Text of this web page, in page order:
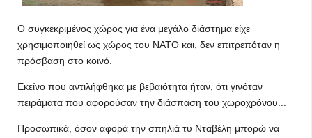
Ο συγκεκριμένος χώρος για ένα μεγάλο διάστημα είχε
χρησιμοποιηθεί ως χώρος του ΝΑΤΟ και, δεν επιτρεπόταν η
πρόσβαση στο κοινό.
Εκείνο που αντιλήφθηκα με βεβαιότητα ήταν, ότι γινόταν
πειράματα που αφορούσαν την διάσπαση του χωροχρόνου...
Προσωπικά, όσον αφορά την σπηλιά τυ Νταβέλη μπορώ να